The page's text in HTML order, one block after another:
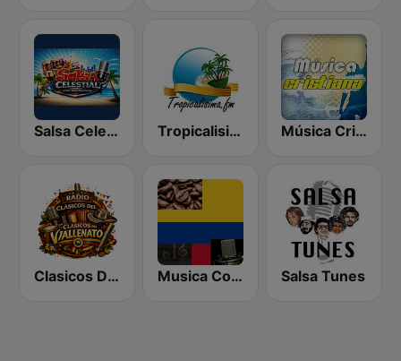
Salsa Celestial Tropicalisima.fm - Salsa Música Cristiana
Clasicos Del Vallenato Musica Colombiana Mix Salsa Tunes